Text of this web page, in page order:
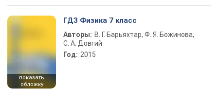
показать
обложку
ГДЗ Физика 7 класс
Авторы: В. Г. Барьяхтар, Ф. Я. Божинова,
С. А. Довгий
Год: 2015